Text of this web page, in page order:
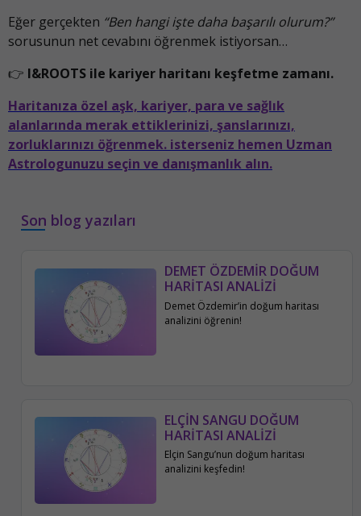
Eğer gerçekten “Ben hangi işte daha başarılı olurum?”
sorusunun net cevabını öğrenmek istiyorsan…
👉 I&ROOTS ile kariyer haritanı keşfetme zamanı.
Haritanıza özel aşk, kariyer, para ve sağlık
alanlarında merak ettiklerinizi, şanslarınızı,
zorluklarınızı öğrenmek. isterseniz hemen Uzman
Astrologunuzu seçin ve danışmanlık alın.
Son blog yazıları
DEMET ÖZDEMİR DOĞUM
HARİTASI ANALİZİ
Demet Özdemir’in doğum haritası
analizini öğrenin!
ELÇİN SANGU DOĞUM
HARİTASI ANALİZİ
Elçin Sangu’nun doğum haritası
analizini keşfedin!